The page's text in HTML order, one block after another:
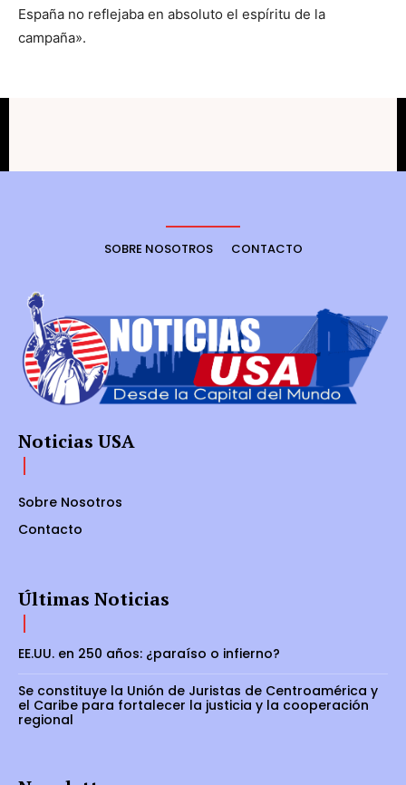
España no reflejaba en absoluto el espíritu de la
campaña».
SOBRE NOSOTROS CONTACTO
Noticias USA
Sobre Nosotros
Contacto
Últimas Noticias
EE.UU. en 250 años: ¿paraíso o infierno?
Se constituye la Unión de Juristas de Centroamérica y
el Caribe para fortalecer la justicia y la cooperación
regional